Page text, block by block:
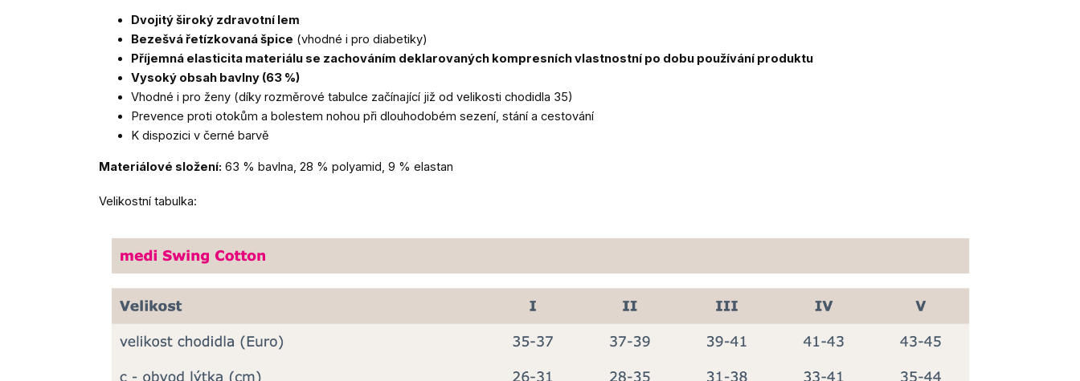
Dvojitý široký zdravotní lem
Bezešvá řetízkovaná špice (vhodné i pro diabetiky)
Příjemná elasticita materiálu se zachováním deklarovaných kompresních vlastnostní po dobu používání produktu
Vysoký obsah bavlny (63 %)
Vhodné i pro ženy (díky rozměrové tabulce začínající již od velikosti chodidla 35)
Prevence proti otokům a bolestem nohou při dlouhodobém sezení, stání a cestování
K dispozici v černé barvě
Materiálové složení: 63 % bavlna, 28 % polyamid, 9 % elastan
Velikostní tabulka: